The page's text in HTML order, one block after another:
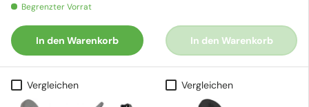
Begrenzter Vorrat
In den Warenkorb In den Warenkorb
Vergleichen Vergleichen